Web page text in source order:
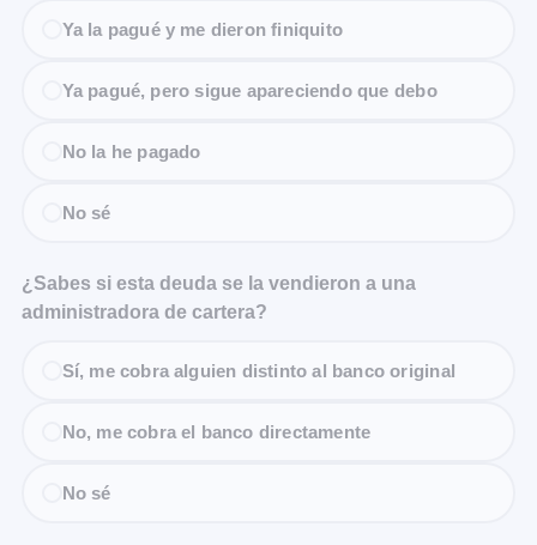
Ya la pagué y me dieron finiquito
Ya pagué, pero sigue apareciendo que debo
No la he pagado
No sé
¿Sabes si esta deuda se la vendieron a una
administradora de cartera?
Sí, me cobra alguien distinto al banco original
No, me cobra el banco directamente
No sé